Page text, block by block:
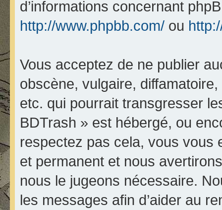
d’informations concernant
http://www.phpbb.com/ ou
Vous acceptez de ne publier
obscène, vulgaire,
etc. qui pourrait transgresser
BDTrash » est hébergé, ou
respectez pas cela, vous vous
et permanent et nous
nous le jugeons nécessaire.
les messages afin d’aider au